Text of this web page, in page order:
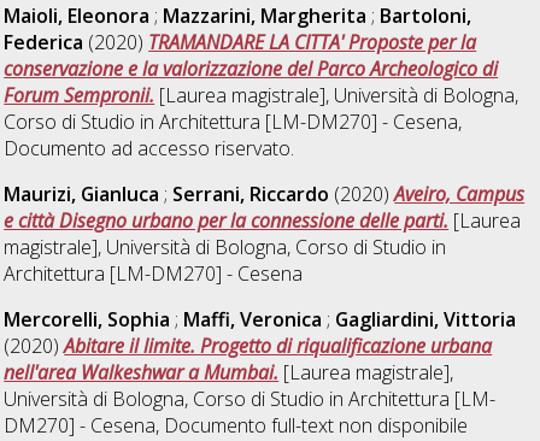
Maioli, Eleonora ; Mazzarini, Margherita ; Bartoloni,
Federica (2020) TRAMANDARE LA CITTA' Proposte per la
conservazione e la valorizzazione del Parco Archeologico di
Forum Sempronii. [Laurea magistrale], Università di Bologna,
Corso di Studio inArchitettura [LM-DM270] - Cesena,
Documento ad accesso riservato.
Maurizi, Gianluca ; Serrani, Riccardo (2020)Aveiro, Campus
e città Disegno urbano per la connessione delle parti. [Laurea
magistrale], Università di Bologna, Corso di Studio in
Architettura [LM-DM270] - Cesena
Mercorelli, Sophia ; Maffi, Veronica ; Gagliardini, Vittoria
(2020)Abitare il limite. Progetto di riqualificazione urbana
nell'area Walkeshwar a Mumbai. [Laurea magistrale],
Università di Bologna, Corso di Studio inArchitettura [LM-
DM270] - Cesena, Documento full-text non disponibile